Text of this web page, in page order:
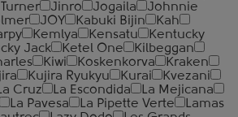
Jinro Jogaila
Johnnie
JOY Kabuki Bijin
Kah
Kemlya Kensatu
Kentucky
Jack Ketel One
Kilbeggan
Kiwi Koskenkorva
Kraken
Kujira Ryukyu Kurai
Kvezani
Cruz La Escondida
La Mejicana
La Pavesa La Pipette Verte
Lamas